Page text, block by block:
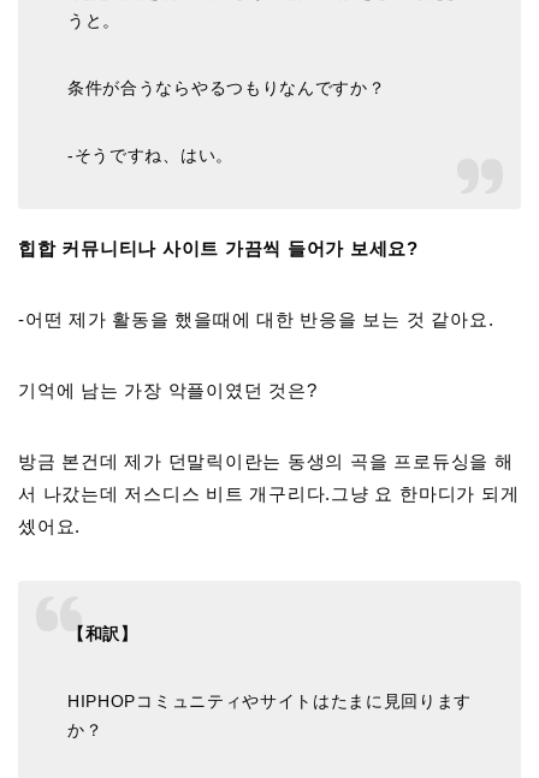
うと。
条件が合うならやるつもりなんですか？
-そうですね、はい。
힙합 커뮤니티나 사이트 가끔씩 들어가 보세요?
-어떤 제가 활동을 했을때에 대한 반응을 보는 것 같아요.
기억에 남는 가장 악플이였던 것은?
방금 본건데 제가 던말릭이란는 동생의 곡을 프로듀싱을 해
서 나갔는데 저스디스 비트 개구리다.그냥 요 한마디가 되게
셌어요.
【和訳】
HIPHOPコミュニティやサイトはたまに見回ります
か？